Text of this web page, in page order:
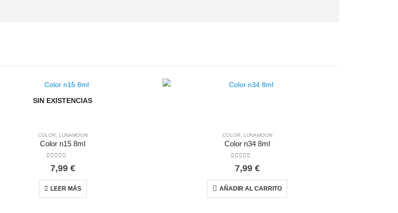
SIN EXISTENCIAS
COLOR, LUNAMOON
Color n15 8ml
7,99 €
LEER MÁS
COLOR, LUNAMOON
Color n34 8ml
7,99 €
AÑADIR AL CARRITO